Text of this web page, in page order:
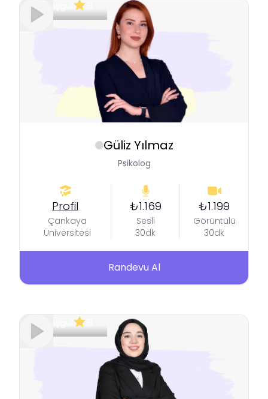
Güliz Yılmaz
Psikolog
Profil
Çankaya
Üniversitesi
₺1.169
Sesli
30dk
₺1.199
Görüntülü
30dk
Randevu Al